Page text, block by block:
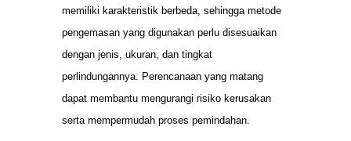
memiliki karakteristik berbeda, sehingga metode
pengemasan yang digunakan perlu disesuaikan
dengan jenis, ukuran, dan tingkat
perlindungannya. Perencanaan yang matang
dapat membantu mengurangi risiko kerusakan
serta mempermudah proses pemindahan.